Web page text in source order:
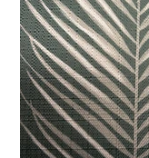
🌟 Welcome